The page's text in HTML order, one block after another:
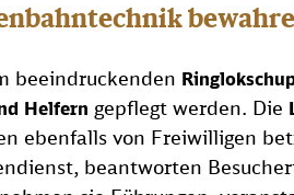
beeindruckenden
Helfern gepflegt werden. Die
ebenfalls von Freiwilligen
beantworten